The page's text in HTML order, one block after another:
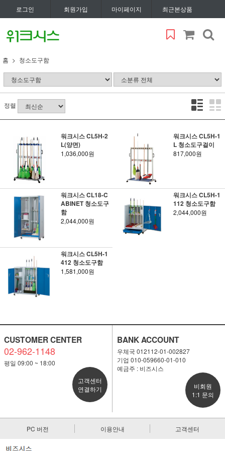
로그인 회원가입 마이페이지 최근본상품
홈 청소도구함
정렬
워크시스 CL5H-2
L(양면)
1,036,000원
워크시스 CL5H-1
L 청소도구걸이
817,000원
워크시스 CL18-C
ABINET 청소도구
함
2,044,000원
워크시스 CL5H-1
112 청소도구함
2,044,000원
워크시스 CL5H-1
412 청소도구함
1,581,000원
CUSTOMER CENTER
02-962-1148
평일 09:00 ~ 18:00
고객센터
연결하기
BANK ACCOUNT
우체국 012112-01-002827
기업 010-059660-01-010
예금주 : 비즈시스
비회원
1:1 문의
PC 버전 이용안내 고객센터